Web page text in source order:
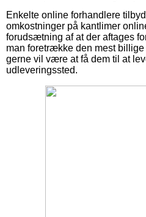
Enkelte online forhandlere
omkostninger på kantlimer
forudsætning af at der aftages
man foretrække den mest
gerne vil være at få dem til at
udleveringssted.